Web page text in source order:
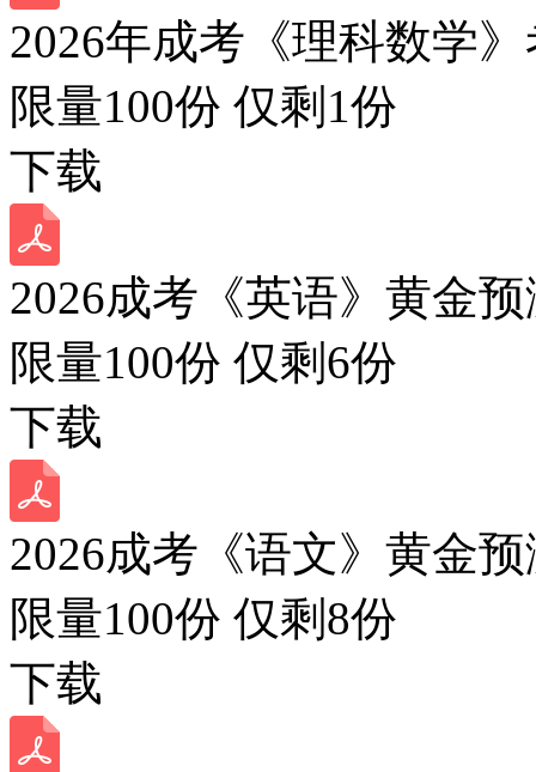
2026年成考《理科数学
限量100份 仅剩 1份
下载
2026成考《英语》黄金
限量100份 仅剩 6份
下载
2026成考《语文》黄金
限量100份 仅剩 8份
下载